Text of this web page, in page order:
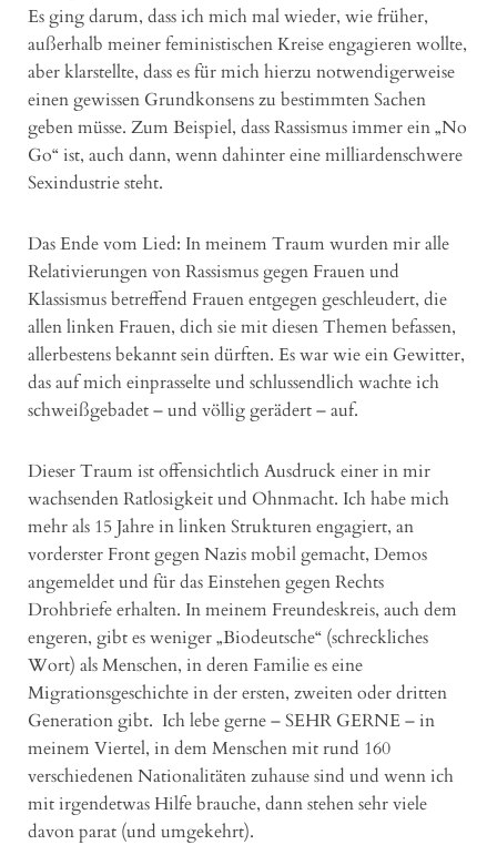
Es ging darum, dass ich mich mal wieder, wie früher,
außerhalb meiner feministischen Kreise engagieren wollte,
aber klarstellte, dass es für mich hierzu notwendigerweise
einen gewissen Grundkonsens zu bestimmten Sachen
geben müsse. Zum Beispiel, dass Rassismus immer ein „No
Go“ ist, auch dann, wenn dahinter eine milliardenschwere
Sexindustrie steht.
Das Ende vom Lied: In meinem Traum wurden mir alle
Relativierungen von Rassismus gegen Frauen und
Klassismus betreffend Frauen entgegen geschleudert, die
allen linken Frauen, dich sie mit diesen Themen befassen,
allerbestens bekannt sein dürften. Es war wie ein Gewitter,
das auf mich einprasselte und schlussendlich wachte ich
schweißgebadet – und völlig gerädert – auf.
Dieser Traum ist offensichtlich Ausdruck einer in mir
wachsenden Ratlosigkeit und Ohnmacht. Ich habe mich
mehr als 15 Jahre in linken Strukturen engagiert, an
vorderster Front gegen Nazis mobil gemacht, Demos
angemeldet und für das Einstehen gegen Rechts
Drohbriefe erhalten. In meinem Freundeskreis, auch dem
engeren, gibt es weniger „Biodeutsche“ (schreckliches
Wort) als Menschen, in deren Familie es eine
Migrationsgeschichte in der ersten, zweiten oder dritten
Generation gibt. Ich lebe gerne – SEHR GERNE – in
meinem Viertel, in dem Menschen mit rund 160
verschiedenen Nationalitäten zuhause sind und wenn ich
mit irgendetwas Hilfe brauche, dann stehen sehr viele
davon parat (und umgekehrt).